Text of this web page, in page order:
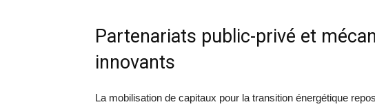
Partenariats public-privé et
innovants
La mobilisation de capitaux pour la transition énergétique